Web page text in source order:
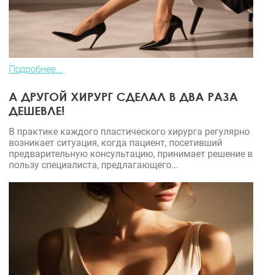
Подробнее...
А ДРУГОЙ ХИРУРГ СДЕЛАЛ В ДВА РАЗА
ДЕШЕВЛЕ!
В практике каждого пластического хирурга регулярно
возникает ситуация, когда пациент, посетивший
предварительную консультацию, принимает решение в
пользу специалиста, предлагающего...